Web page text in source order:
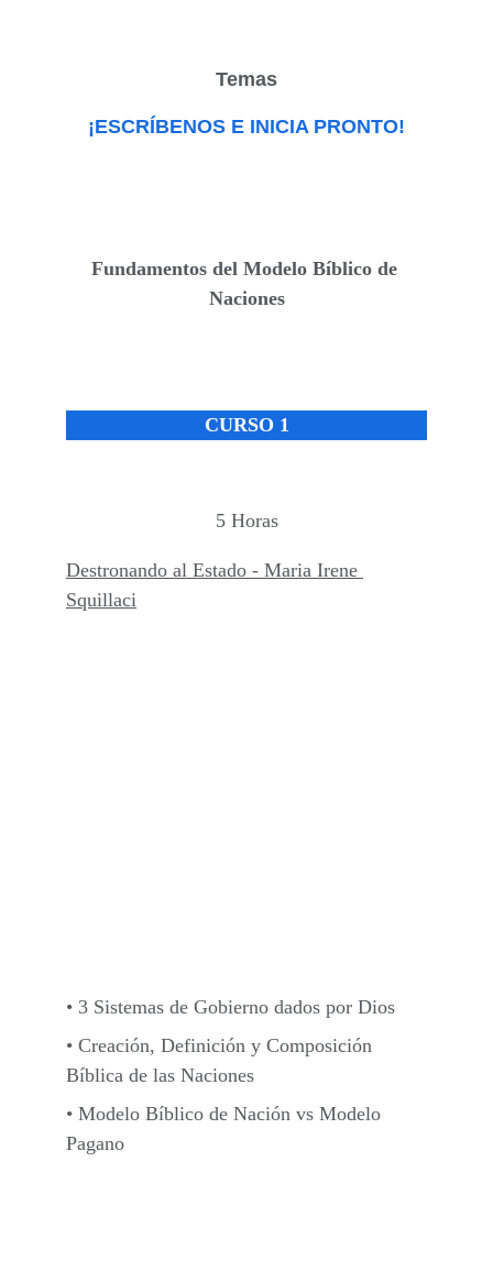
Fundamentos del Modelo Bíblico de
Naciones
Temas
5 Horas
• 3 Sistemas de Gobierno dados por Dios
• Creación, Definición y Composición
Bíblica de las Naciones
• Modelo Bíblico de Nación vs Modelo
Pagano
CURSO 1
Destronando al Estado - Maria Irene
Squillaci
¡ESCRÍBENOS E INICIA PRONTO!